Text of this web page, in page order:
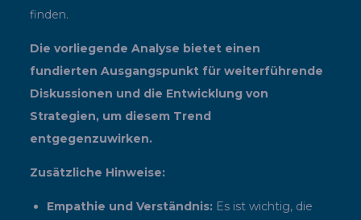
finden.
Die vorliegende Analyse bietet einen
fundierten Ausgangspunkt für weiterführende
Diskussionen und die Entwicklung von
Strategien, um diesem Trend
entgegenzuwirken.
Zusätzliche Hinweise:
Empathie und Verständnis: Es ist wichtig, die